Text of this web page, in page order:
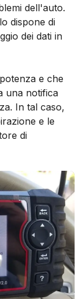
dell'auto.
dispone di
dei dati in
e che
una notifica
In tal caso,
e le
di